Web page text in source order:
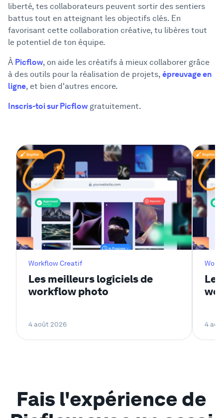
liberté, tes collaborateurs peuvent sortir des sentiers
battus tout en atteignant les objectifs clés. En
favorisant cette collaboration créative, tu libères tout
le potentiel de ton équipe.
À Picflow, on aide les créatifs à mieux collaborer grâce
à des outils pour la réalisation de projets, épreuvage en
ligne, et bien d'autres encore.
Inscris-toi sur Picflow gratuitement.
Workflow Creatif
Les meilleurs logiciels de
workflow photo
4 août 2026 4
Fais l'expérience de